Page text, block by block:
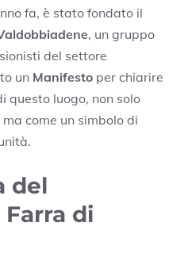
fa, è stato fondato il
, un gruppo
del settore
un Manifesto per chiarire
questo luogo, non solo
come un simbolo di
del
di